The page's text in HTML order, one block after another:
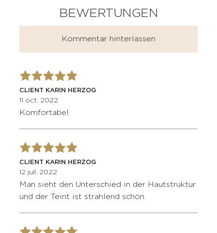
BEWERTUNGEN
Kommentar hinterlassen
CLIENT KARIN HERZOG
11 oct. 2022
Komfortabel
CLIENT KARIN HERZOG
12 juil. 2022
Man sieht den Unterschied in der Hautstruktur
und der Teint ist strahlend schön.